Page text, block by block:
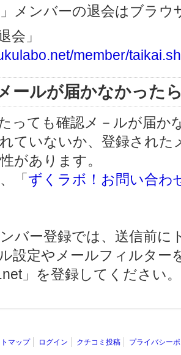
」メンバーの退会はブラ
会」
member/
ールが届かなかった
っても確認メ－ルが届か
ていないか、登録され
があります。
「ずくラボ！お問い合わ
バー登録では、送信前に
設定やメールフィルター
」を登録してください。
マップ ログイン クチコミ投稿 プライバシー